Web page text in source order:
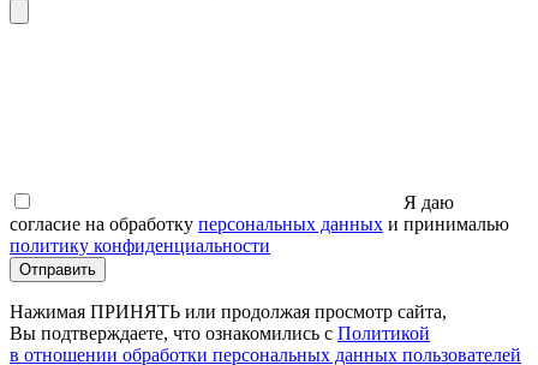
Я даю
согласие на обработку персональных данных и принималью
политику конфиденциальности
Отправить
Нажимая ПРИНЯТЬ или продолжая просмотр сайта,
Вы подтверждаете, что ознакомились с Политикой
в отношении обработки персональных данных пользователей